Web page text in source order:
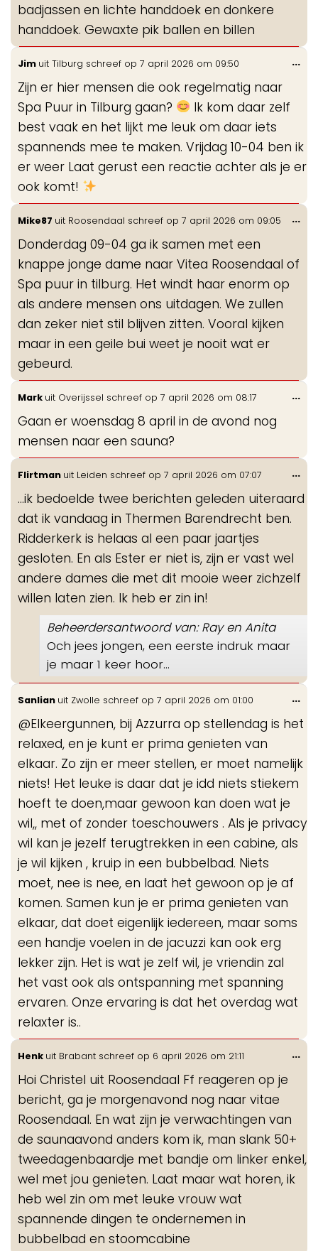
badjassen en lichte handdoek en donkere
handdoek. Gewaxte pik ballen en billen
Jim uit Tilburg schreef op 7 april 2026 om 09:50
Zijn er hier mensen die ook regelmatig naar
Spa Puur in Tilburg gaan?
Ik kom daar zelf
best vaak en het lijkt me leuk om daar iets
spannends mee te maken. Vrijdag 10-04 ben ik
er weer Laat gerust een reactie achter als je er
ook komt!
...
Mike87 uit Roosendaal schreef op 7 april 2026 om 09:05
Donderdag 09-04 ga ik samen met een
knappe jonge dame naar Vitea Roosendaal of
Spa puur in tilburg. Het windt haar enorm op
als andere mensen ons uitdagen. We zullen
dan zeker niet stil blijven zitten. Vooral kijken
maar in een geile bui weet je nooit wat er
gebeurd.
...
Mark uit Overijssel schreef op 7 april 2026 om 08:17
Gaan er woensdag 8 april in de avond nog
mensen naar een sauna?
...
Flirtman uit Leiden schreef op 7 april 2026 om 07:07
...ik bedoelde twee berichten geleden uiteraard
dat ik vandaag in Thermen Barendrecht ben.
Ridderkerk is helaas al een paar jaartjes
gesloten. En als Ester er niet is, zijn er vast wel
andere dames die met dit mooie weer zichzelf
willen laten zien. Ik heb er zin in!
Beheerdersantwoord van: Ray en Anita
Och jees jongen, een eerste indruk maar
je maar 1 keer hoor…
...
Sanlian uit Zwolle schreef op 7 april 2026 om 01:00
@Elkeergunnen, bij Azzurra op stellendag is het
relaxed, en je kunt er prima genieten van
elkaar. Zo zijn er meer stellen, er moet namelijk
niets! Het leuke is daar dat je idd niets stiekem
hoeft te doen,maar gewoon kan doen wat je
wil,, met of zonder toeschouwers . Als je privacy
wil kan je jezelf terugtrekken in een cabine, als
je wil kijken , kruip in een bubbelbad. Niets
moet, nee is nee, en laat het gewoon op je af
komen. Samen kun je er prima genieten van
elkaar, dat doet eigenlijk iedereen, maar soms
een handje voelen in de jacuzzi kan ook erg
lekker zijn. Het is wat je zelf wil, je vriendin zal
het vast ook als ontspanning met spanning
ervaren. Onze ervaring is dat het overdag wat
relaxter is..
...
Henk uit Brabant schreef op 6 april 2026 om 21:11
Hoi Christel uit Roosendaal Ff reageren op je
bericht, ga je morgenavond nog naar vitae
Roosendaal. En wat zijn je verwachtingen van
de saunaavond anders kom ik, man slank 50+
tweedagenbaardje met bandje om linker enkel,
wel met jou genieten. Laat maar wat horen, ik
heb wel zin om met leuke vrouw wat
spannende dingen te ondernemen in
bubbelbad en stoomcabine
...